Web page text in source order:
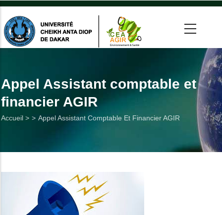
Aller
contenu
principal
Appel Assistant comptable et
financier AGIR
Fil
Accueil > Appel Assistant Comptable Et Financier AGIR